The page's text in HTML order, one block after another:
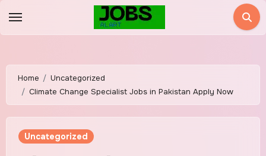
Home
Uncategorized
Climate Change Specialist Jobs in Pakistan Apply Now
Uncategorized